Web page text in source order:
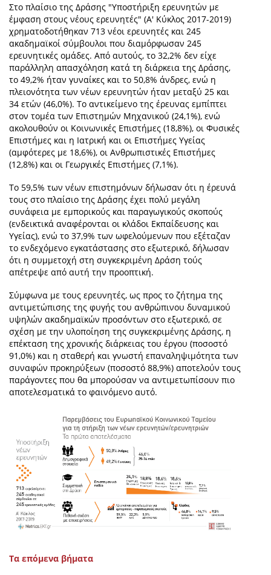
Στο πλαίσιο της Δράσης "Υποστήριξη ερευνητών με
έμφαση στους νέους ερευνητές" (Α' Κύκλος 2017-2019)
χρηματοδοτήθηκαν 713 νέοι ερευνητές και 245
ακαδημαϊκοί σύμβουλοι που διαμόρφωσαν 245
ερευνητικές ομάδες. Από αυτούς, το 32,2% δεν είχε
παράλληλη απασχόληση κατά τη διάρκεια της Δράσης,
το 49,2% ήταν γυναίκες και το 50,8% άνδρες, ενώ η
πλειονότητα των νέων ερευνητών ήταν μεταξύ 25 και
34 ετών (46,0%). Το αντικείμενο της έρευνας εμπίπτει
στον τομέα των Επιστημών Μηχανικού (24,1%), ενώ
ακολουθούν οι Κοινωνικές Επιστήμες (18,8%), οι Φυσικές
Επιστήμες και η Ιατρική και οι Επιστήμες Υγείας
(αμφότερες με 18,6%), οι Ανθρωπιστικές Επιστήμες
(12,8%) και οι Γεωργικές Επιστήμες (7,1%).
Το 59,5% των νέων επιστημόνων δήλωσαν ότι η έρευνά
τους στο πλαίσιο της Δράσης έχει πολύ μεγάλη
συνάφεια με εμπορικούς και παραγωγικούς σκοπούς
(ενδεικτικά αναφέρονται οι κλάδοι Εκπαίδευσης και
Υγείας), ενώ το 37,9% των ωφελούμενων που εξέταζαν
το ενδεχόμενο εγκατάστασης στο εξωτερικό, δήλωσαν
ότι η συμμετοχή στη συγκεκριμένη Δράση τούς
απέτρεψε από αυτή την προοπτική.
Σύμφωνα με τους ερευνητές, ως προς το ζήτημα της
αντιμετώπισης της φυγής του ανθρώπινου δυναμικού
υψηλών ακαδημαϊκών προσόντων στο εξωτερικό, σε
σχέση με την υλοποίηση της συγκεκριμένης Δράσης, η
επέκταση της χρονικής διάρκειας του έργου (ποσοστό
91,0%) και η σταθερή και γνωστή επαναληψιμότητα των
συναφών προκηρύξεων (ποσοστό 88,9%) αποτελούν τους
παράγοντες που θα μπορούσαν να αντιμετωπίσουν πιο
αποτελεσματικά το φαινόμενο αυτό.
Τα επόμενα βήματα